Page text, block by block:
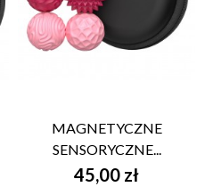
MAGNETYCZNE
SENSORYCZNE...
45,00 zł